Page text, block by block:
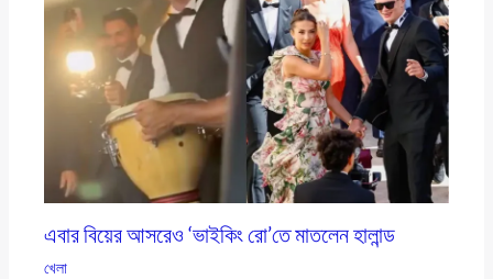
এবার বিয়ের আসরেও ‘ভাইকিং রো’তে মাতলেন হালান্ড
খেলা